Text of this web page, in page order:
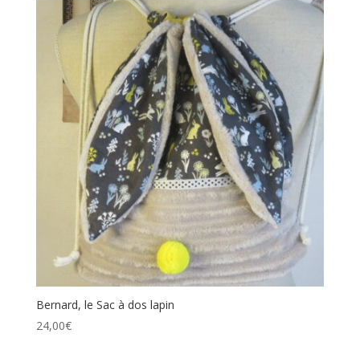
Bernard, le Sac à dos lapin
24,00€